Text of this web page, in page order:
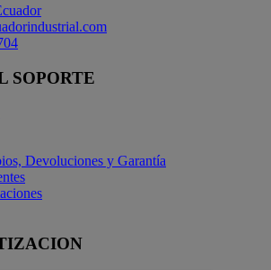
SOPORTE
Devoluciones y Garantía